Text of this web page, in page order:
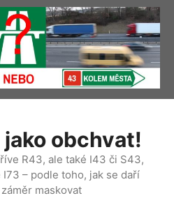
obchvat!
R43, ale také I43 či S43,
– podle toho, jak se daří
maskovat